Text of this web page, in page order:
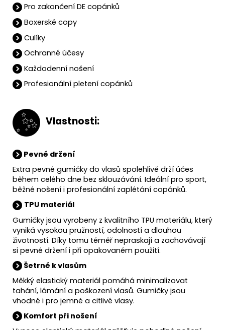
Pro zakončení DE copánků
Boxerské copy
Culíky
Ochranné účesy
Každodenní nošení
Profesionální pletení copánků
Vlastnosti:
Pevné držení
Extra pevné gumičky do vlasů spolehlivě drží účes
během celého dne bez sklouzávání. Ideální pro sport,
běžné nošení i profesionální zaplétání copánků.
TPU materiál
Gumičky jsou vyrobeny z kvalitního TPU materiálu, který
vyniká vysokou pružností, odolností a dlouhou
životností. Díky tomu téměř nepraskají a zachovávají
si pevné držení i při opakovaném použití.
Šetrné k vlasům
Měkký elastický materiál pomáhá minimalizovat
tahání, lámání a poškození vlasů. Gumičky jsou
vhodné i pro jemné a citlivé vlasy.
Komfort při nošení